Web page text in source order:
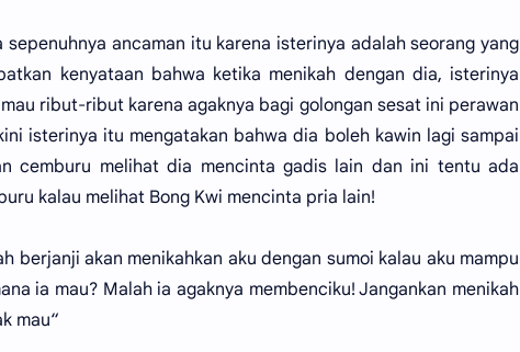
ancaman itu karena isterinya adalah seorang yang
kenyataan bahwa ketika menikah dengan dia, isterinya
ribut-ribut karena agaknya bagi golongan sesat ini perawan
isterinya itu mengatakan bahwa dia boleh kawin lagi sampai
cemburu melihat dia mencinta gadis lain dan ini tentu ada
kalau melihat Bong Kwi mencinta pria lain!
berjanji akan menikahkan aku dengan sumoi kalau aku mampu
ia mau? Malah ia agaknya membenciku! Jangankan menikah
mau“